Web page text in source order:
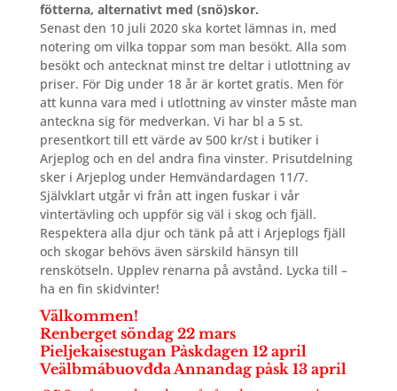
fötterna, alternativt med (snö)skor.
Senast den 10 juli 2020 ska kortet lämnas in, med
notering om vilka toppar som man besökt. Alla som
besökt och antecknat minst tre deltar i utlottning av
priser. För Dig under 18 år är kortet gratis. Men för
att kunna vara med i utlottning av vinster måste man
anteckna sig för medverkan. Vi har bl a 5 st.
presentkort till ett värde av 500 kr/st i butiker i
Arjeplog och en del andra fina vinster. Prisutdelning
sker i Arjeplog under Hemvändardagen 11/7.
Självklart utgår vi från att ingen fuskar i vår
vintertävling och uppför sig väl i skog och fjäll.
Respektera alla djur och tänk på att i Arjeplogs fjäll
och skogar behövs även särskild hänsyn till
renskötseln. Upplev renarna på avstånd. Lycka till –
ha en fin skidvinter!
Välkommen!
Renberget söndag 22 mars
Pieljekaisestugan Påskdagen 12 april
Veälbmábuovđđa Annandag påsk 13 april